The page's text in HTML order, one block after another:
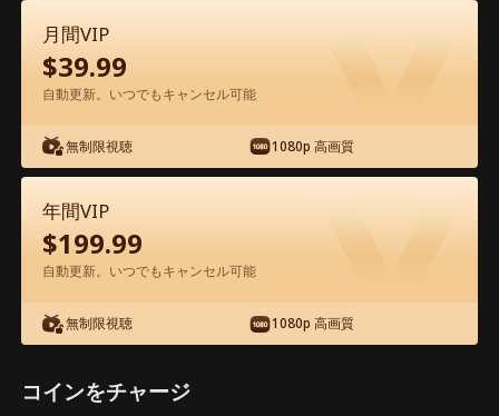
エピソード38 - 冷徹弁護士と危険な愛の
契約 映画フル
38 39 40 41 42
月間VIP
$39.99
自動更新。いつでもキャンセル可能
無制限視聴 1080p 高画質
年間VIP
$199.99
自動更新。いつでもキャンセル可能
無制限視聴 1080p 高画質
コインをチャージ